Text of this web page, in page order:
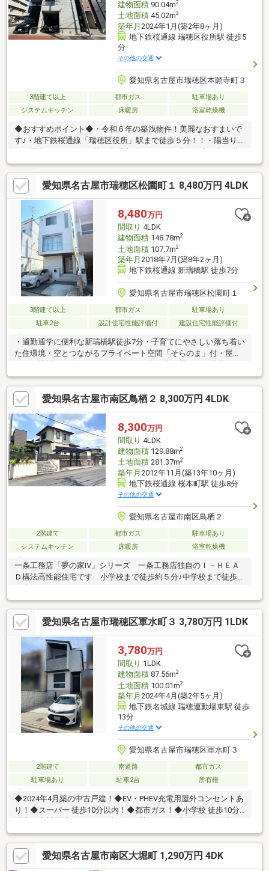
建物面積90.04m2
土地面積45.02m2
築年月 2024年1月(築2年8ヶ月)
地下鉄桜通線 瑞穂区役所駅 徒歩5
分
その他の交通
愛知県名古屋市瑞穂区本願寺町３
3階建て以上 都市ガス
駐車場あり
システムキッチン
床暖房 浴室乾燥機
◆おすすめポイント◆・令和６年の築浅物件！美麗なおすまいで
す♪・地下鉄桜通線「瑞穂区役所」駅まで徒歩５分！！・陽当り良
好な屋上スペース・２階は床暖房付のLDK。３階は洋室と収納豊
富なサービスルーム♪・周辺は生活利便施設が充実しており便利な
立地！・ビルトインガレージ！！駐車１台可能≪お住まいに係る
疑問・ご不安など何でもご相談ください≫■周辺施設、ハザード
マップ情報を「物件レポート」にしてお渡し致します■希望にあ
う物件がないなどもご相談ください■他の物件と併せてご案内可
能です（他社掲載の物件も）■お客様のご希望に合わせた資金計
画や、住宅ローン等も併せてご提案させて頂きます
愛知県名古屋市瑞穂区松園町１ 8,480万円 4LDK
8,480万円
間取り 4LDK
建物面積148.78m2
土地面積107.7m2
築年月 2018年7月(築8年2ヶ月)
地下鉄桜通線 新瑞橋駅 徒歩7分
愛知県名古屋市瑞穂区松園町１
3階建て以上 都市ガス
駐車場あり
駐車2台
設計住宅性能評価付 建設住宅性能評価付
・通勤通学に便利な新瑞橋駅徒歩7分・子育てにやさしい落ち着い
た住環境・空とつながるフライベート空間「そらのま」付・屋上
コ住宅・管理状態のよい綺麗なお住まいです・・・備考・・・・
敷地の一部が第二種中高層住居専用地域に該当します。（建ぺい
率60% 容積率200％ 他の制限：準防火地域、高度地区）・旭化
成ホームズのメーカー保証付
愛知県名古屋市南区鳥栖２ 8,300万円 4LDK
8,300万円
間取り 4LDK
建物面積129.88m2
土地面積281.37m2
築年月 2012年11月(築13年10ヶ月)
地下鉄桜通線 桜本町駅 徒歩8分
その他の交通
愛知県名古屋市南区鳥栖２
2階建て 都市ガス
駐車場あり
システムキッチン
床暖房 浴室乾燥機
一条工務店「夢の家Ⅳ」シリーズ 一条工務店独自のＩ－ＨＥＡ
Ｄ構法高性能住宅です 小学校まで徒歩約５分♪中学校まで徒歩約
８分です！
愛知県名古屋市瑞穂区軍水町３ 3,780万円 1LDK
3,780万円
間取り 1LDK
建物面積87.56m2
土地面積100.01m2
築年月 2024年4月(築2年5ヶ月)
地下鉄名城線 瑞穂運動場東駅 徒歩
13分
その他の交通
愛知県名古屋市瑞穂区軍水町３
2階建て 南道路
都市ガス
駐車場あり
駐車2台 所有権
◆2024年4月築の中古戸建！◆EV・PHEV充電用屋外コンセントあ
り！◆スーパー 徒歩10分以内！◆都市ガス！◆小学校 徒歩10分
よびLDKにエアコン付き！（※販売価格に含まれます）◆洋室およ
びサービスルームには収納、ウォークインクローゼットあり！◆
キッチン横に勝手口あり！
愛知県名古屋市南区大堀町 1,290万円 4DK